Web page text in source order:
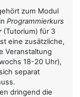
zum Modul
Programmierkurs
(Tutorium) für 3
eine zusätzliche,
Veranstaltung
18-20 Uhr),
separat
dringend die